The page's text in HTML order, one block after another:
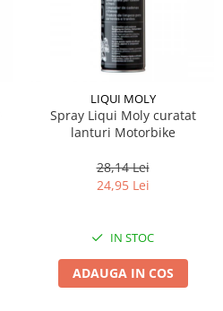
LIQUI MOLY
Spray Liqui Moly curatat
lanturi Motorbike
28,14 Lei
24,95 Lei
IN STOC
ADAUGA IN COS